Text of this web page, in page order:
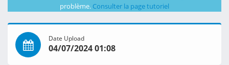
problème. Consulter la page tutoriel
Date Upload
04/07/2024 01:08